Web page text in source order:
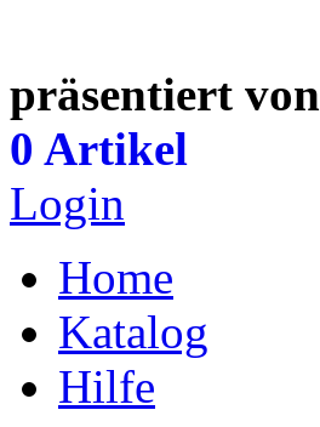
präsentiert von
0 Artikel
Login
Home
Katalog
Hilfe